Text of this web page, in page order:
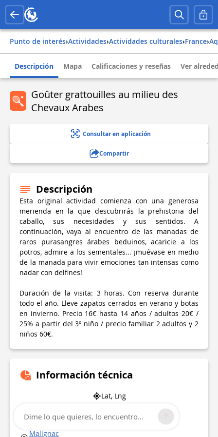
Punto de interés› Actividades› Actividades culturales› france›
Descripción Mapa Calificaciones y reseñas Ver
Goûter grattouilles au milieu des
Chevaux Arabes
Consultar en aplicación
Compartir
Descripción
Esta original actividad comienza con una generosa
merienda en la que descubrirás la prehistoria del
caballo, sus necesidades y sus sentidos. A
continuación, vaya al encuentro de las manadas de
raros purasangres árabes beduinos, acaricie a los
potros, admire a los sementales... ¡muévase en medio
de la manada para vivir emociones tan intensas como
nadar con delfines!
Duración de la visita: 3 horas. Con reserva durante
todo el año. Lleve zapatos cerrados en verano y botas
en invierno. Precio 16€ hasta 14 años / adultos 20€ /
25% a partir del 3º niño / precio familiar 2 adultos y 2
niños 60€.
Información técnica
Lat, Lng
0.4617824
Malignac
Dime lo que quieres, lo encuentro...